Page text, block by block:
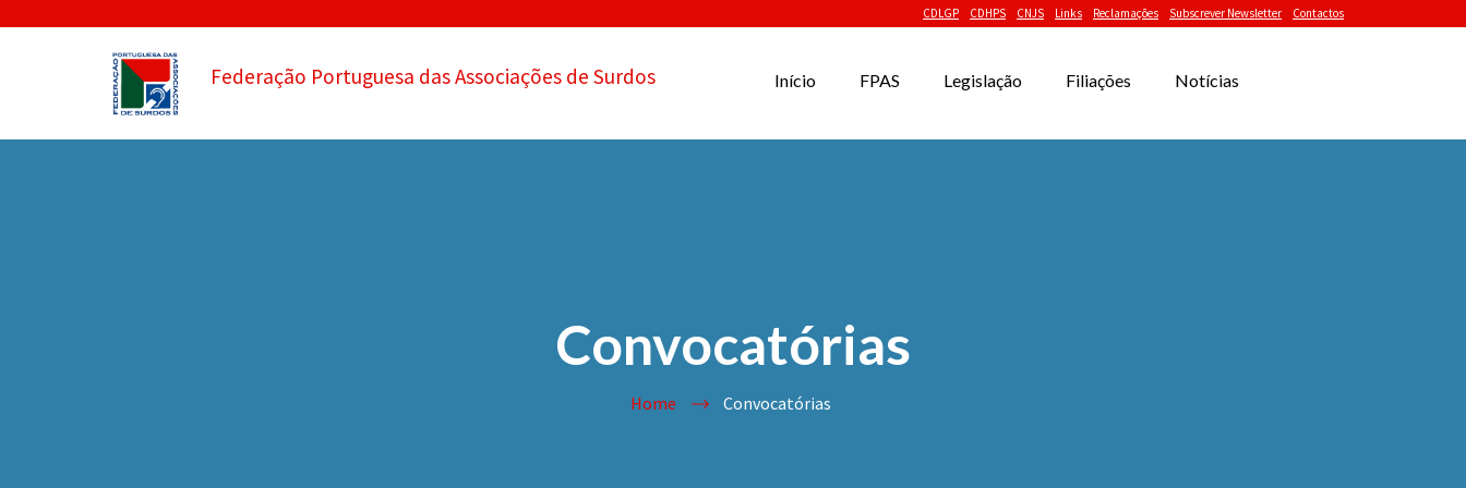
CDLGP CDHPS CNJS Links Reclamações Subscrever Newsletter Contactos
Federação Portuguesa das Associações de Surdos Início FPAS Legislação Filiações Notícias
Convocatórias
Home Convocatórias